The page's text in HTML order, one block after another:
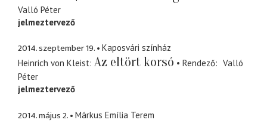
Valló Péter
jelmeztervező
2014. szeptember 19.
Kaposvári színház
Heinrich von Kleist Az eltört korsó Rendező
Valló
Péter
jelmeztervező
2014. május 2.
Márkus Emília Terem